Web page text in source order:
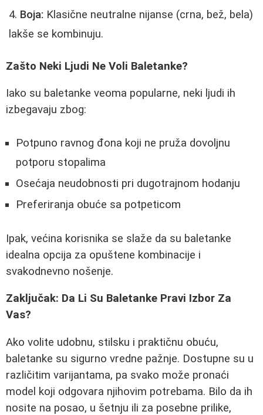
Boja: Klasične neutralne nijanse (crna, bež, bela)
lakše se kombinuju.
Zašto Neki Ljudi Ne Voli Baletanke?
Iako su baletanke veoma popularne, neki ljudi ih
izbegavaju zbog:
Potpuno ravnog đona koji ne pruža dovoljnu
potporu stopalima
Osećaja neudobnosti pri dugotrajnom hodanju
Preferiranja obuće sa potpeticom
Ipak, većina korisnika se slaže da su baletanke
idealna opcija za opuštene kombinacije i
svakodnevno nošenje.
Zaključak: Da Li Su Baletanke Pravi Izbor Za
Vas?
Ako volite udobnu, stilsku i praktičnu obuću,
baletanke su sigurno vredne pažnje. Dostupne su u
različitim varijantama, pa svako može pronaći
model koji odgovara njihovim potrebama. Bilo da ih
nosite na posao, u šetnju ili za posebne prilike,